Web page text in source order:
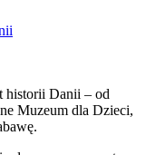
historii Danii – od
Muzeum dla Dzieci,